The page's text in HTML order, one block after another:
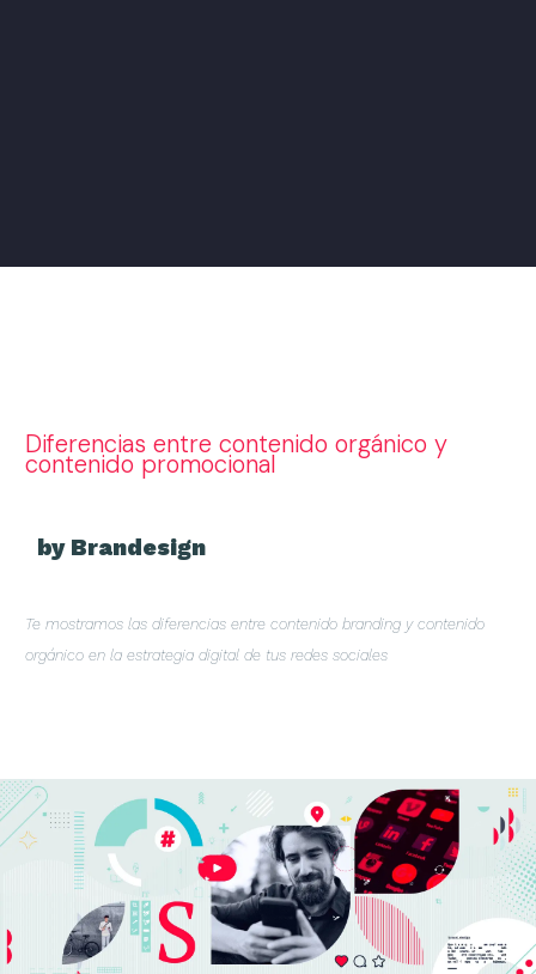
Diferencias entre contenido orgánico y
contenido promocional
by Brandesign
Te mostramos las diferencias entre contenido branding y contenido
orgánico en la estrategia digital de tus redes sociales